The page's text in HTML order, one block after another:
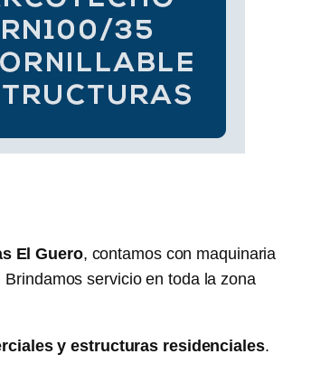
El Guero, contamos con maquinaria
servicio en toda la zona
y estructuras residenciales.